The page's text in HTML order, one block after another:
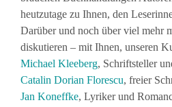
heutzutage zu Ihnen, den
Darüber und noch über viel mehr
diskutieren – mit Ihnen, unseren
Michael Kleeberg, Schriftsteller
Catalin Dorian Florescu, freier
Jan Koneffke, Lyriker und